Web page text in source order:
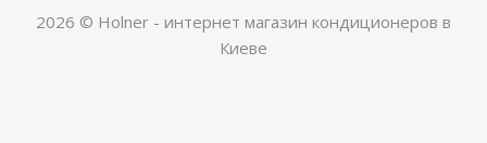
2026 © Holner - интернет магазин кондиционеров в
Киеве